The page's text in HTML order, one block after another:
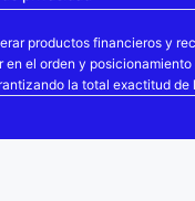
productos financieros y
el orden y
la total exactitud de